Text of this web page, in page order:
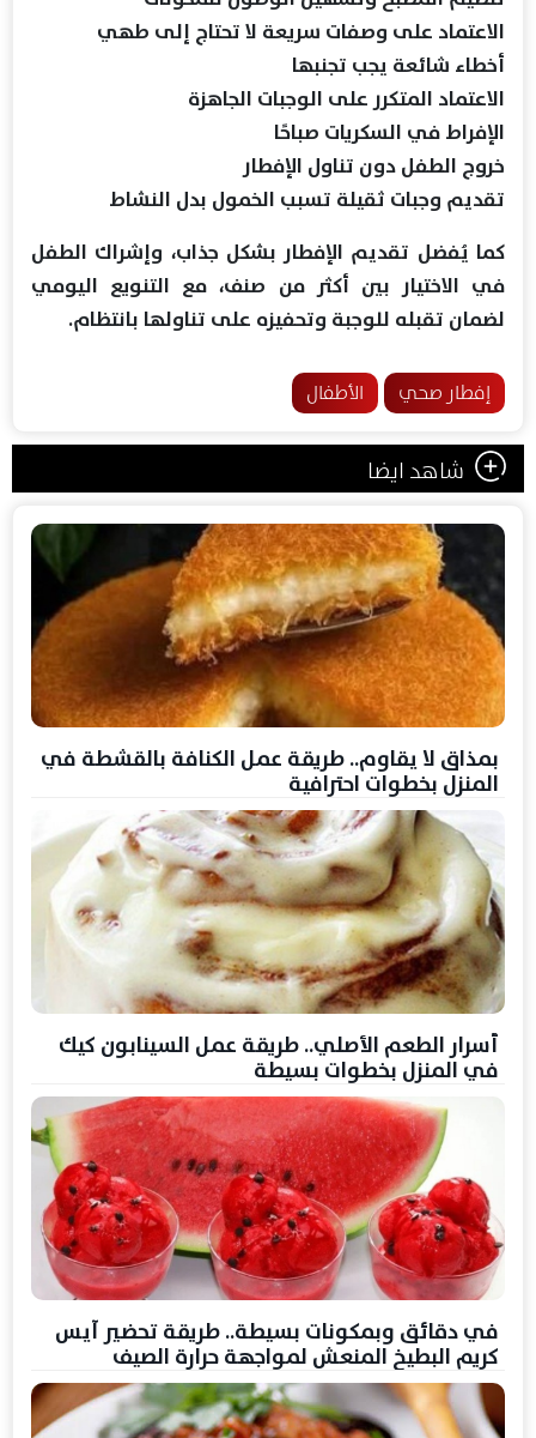
الاعتماد على وصفات سريعة لا تحتاج إلى طهي
أخطاء شائعة يجب تجنبها
الاعتماد المتكرر على الوجبات الجاهزة
الإفراط في السكريات صباحًا
خروج الطفل دون تناول الإفطار
تقديم وجبات ثقيلة تسبب الخمول بدل النشاط
كما يُفضل تقديم الإفطار بشكل جذاب، وإشراك الطفل
في الاختيار بين أكثر من صنف، مع التنويع اليومي
لضمان تقبله للوجبة وتحفيزه على تناولها بانتظام.
إفطار صحي الأطفال
شاهد ايضا
بمذاق لا يقاوم.. طريقة عمل الكنافة بالقشطة في
المنزل بخطوات احترافية
أسرار الطعم الأصلي.. طريقة عمل السينابون كيك
في المنزل بخطوات بسيطة
في دقائق وبمكونات بسيطة.. طريقة تحضير آيس
كريم البطيخ المنعش لمواجهة حرارة الصيف